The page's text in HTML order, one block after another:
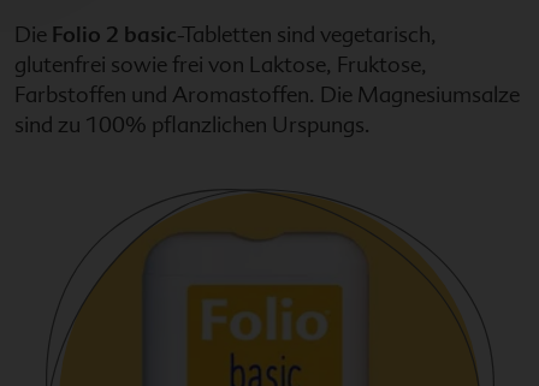
Die Folio 2 basic-Tabletten sind vegetarisch,
glutenfrei sowie frei von Laktose, Fruktose,
Farbstoffen und Aromastoffen. Die Magnesiumsalze
sind zu 100% pflanzlichen Urspungs.